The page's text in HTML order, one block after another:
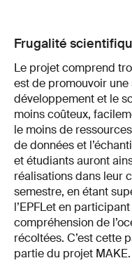
Frugalité
Le projet comprend
est de promouvoir
développement et le
moins coûteux,
le moins de
de données et
et étudiants auront
réalisations dans leur
semestre, en étant
l’EPFLet en participant
compréhension de
récoltées. C’est cette
partie du projet MAKE.